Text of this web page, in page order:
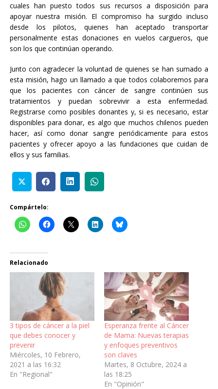
cuales han puesto todos sus recursos a disposición para
apoyar nuestra misión. El compromiso ha surgido incluso
desde los pilotos, quienes han aceptado transportar
personalmente estas donaciones en vuelos cargueros, que
son los que continúan operando.
Junto con agradecer la voluntad de quienes se han sumado a
esta misión, hago un llamado a que todos colaboremos para
que los pacientes con cáncer de sangre continúen sus
tratamientos y puedan sobrevivir a esta enfermedad.
Registrarse como posibles donantes y, si es necesario, estar
disponibles para donar, es algo que muchos chilenos pueden
hacer, así como donar sangre periódicamente para estos
pacientes y ofrecer apoyo a las fundaciones que cuidan de
ellos y sus familias.
Compártelo:
Relacionado
3 tipos de cáncer a la piel
que debes conocer y
prevenir
Miércoles, 10 Febrero,
2021 a las 16:32
En "Regional"
Esperanza frente al Cáncer
de Mama: Nuevas terapias
y enfoques preventivos
son claves
Martes, 8 Octubre, 2024 a
las 18:25
En "Opinión"